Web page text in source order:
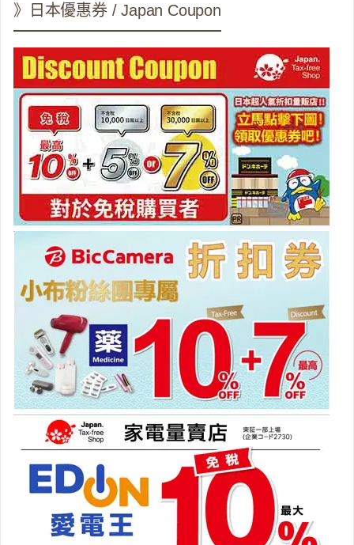
》日本優惠券 / Japan Coupon